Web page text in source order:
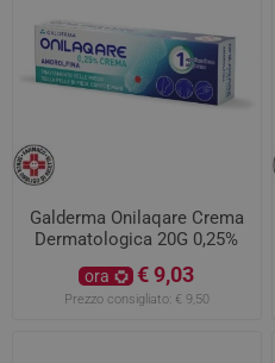
Galderma Onilaqare Crema
Dermatologica 20G 0,25%
ora € 9,03
Prezzo consigliato: € 9,50